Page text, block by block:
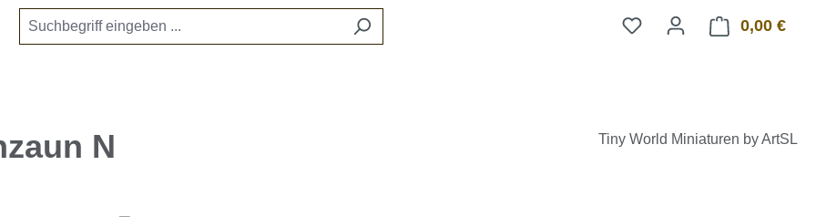
0,00 €
N Tiny World Miniaturen by ArtSL